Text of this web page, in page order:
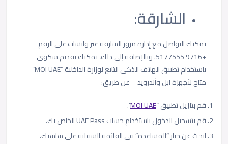
الشارقة:
يمكنك التواصل مع إدارة مرور الشارقة عبر واتساب على الرقم
+9716 5177555. وبالإضافة إلى ذلك، يمكنك تقديم شكوى
باستخدام تطبيق الهاتف الذكي التابع لوزارة الداخلية “MOI UAE” –
متاح لأجهزة آبل وأندرويد – عن طريق:
قم بتنزيل تطبيق “MOI UAE
“.
قم بتسجيل الدخول باستخدام حساب UAE Pass الخاص بك.
ابحث عن خيار “المساعدة” في القائمة السفلية على شاشتك.